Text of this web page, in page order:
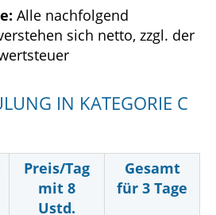
Alle nachfolgend
sich netto, zzgl. der
IN KATEGORIE C
Preis/Tag
mit 8
Ustd.
Gesamt
für 3 Tage